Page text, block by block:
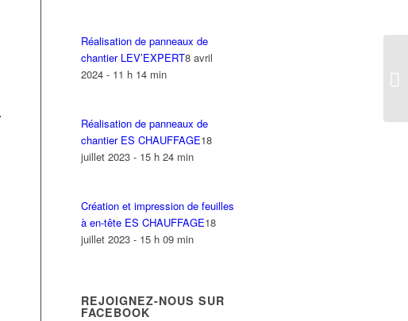
Réalisation de panneaux de
chantier LEV’EXPERT8 avril
2024 - 11 h 14 min
Réalisation de panneaux de
chantier ES CHAUFFAGE18
juillet 2023 - 15 h 24 min
Création et impression de feuilles
à en-tête ES CHAUFFAGE18
juillet 2023 - 15 h 09 min
REJOIGNEZ-NOUS SUR
FACEBOOK